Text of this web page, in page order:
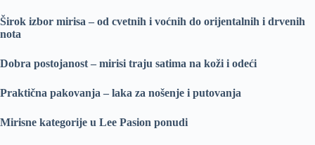
Širok izbor mirisa – od cvetnih i voćnih do orijentalnih i drvenih
nota
Dobra postojanost – mirisi traju satima na koži i odeći
Praktična pakovanja – laka za nošenje i putovanja
Mirisne kategorije u Lee Pasion ponudi